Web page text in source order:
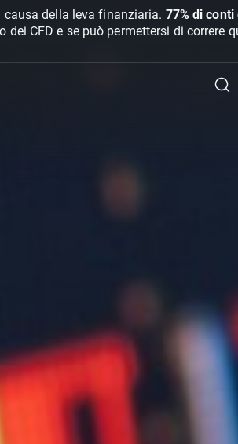
della leva finanziaria. 77% di
CFD e se può permettersi di correre